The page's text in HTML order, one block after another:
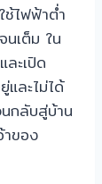
ช้ไฟฟ้าต่ำ
นเต็ม ใน
ะเปิด
ละไม่ได้
กลับสู่บ้าน
าของ